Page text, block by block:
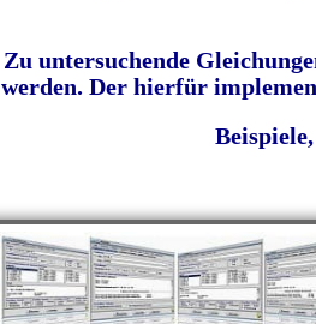
Zu untersuchende
werden. Der hierfür